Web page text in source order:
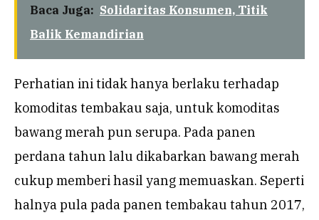
Baca Juga: Solidaritas Konsumen, Titik
Balik Kemandirian
Perhatian ini tidak hanya berlaku terhadap
komoditas tembakau saja, untuk komoditas
bawang merah pun serupa. Pada panen
perdana tahun lalu dikabarkan bawang merah
cukup memberi hasil yang memuaskan. Seperti
halnya pula pada panen tembakau tahun 2017,